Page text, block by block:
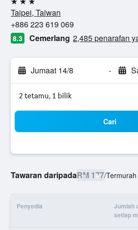
3 bintang
Taipei, Taiwan
+886 223 619 069
8.3 Cemerlang 2,485 penarafan
Jumaat 14/8 -
2 tetamu, 1 bilik
Cari
Tawaran daripadaRM 177/
Penyedia
Jumlah
setiap